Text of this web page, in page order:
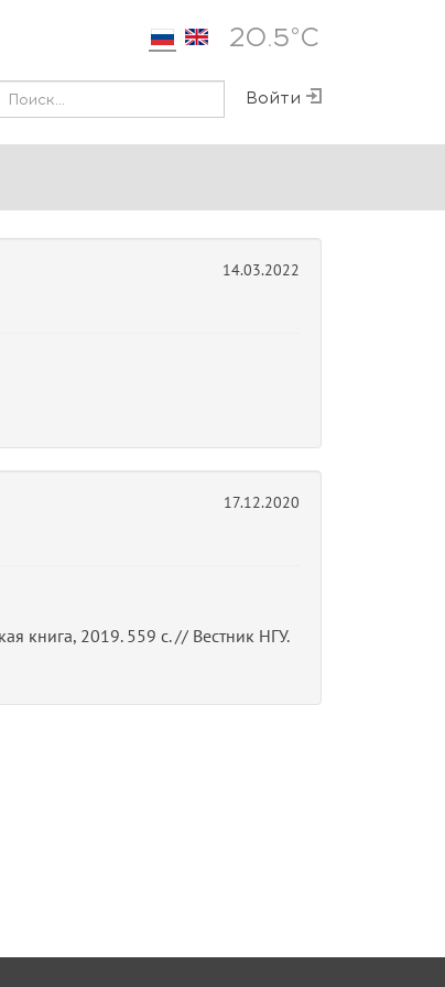
20.5°С
Войти
14.03.2022
17.12.2020
книга, 2019. 559 с. // Вестник НГУ.